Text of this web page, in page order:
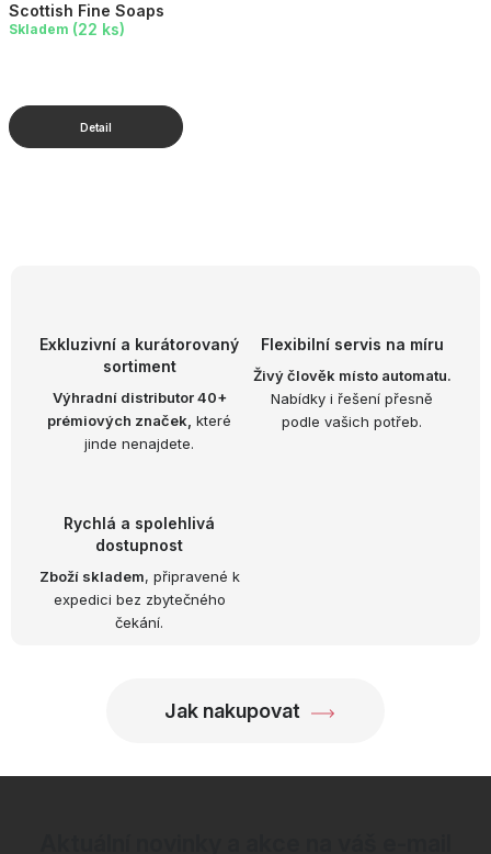
Scottish Fine Soaps
Skladem (22 ks)
Exkluzivní a kurátorovaný
sortiment
Výhradní distributor 40+
prémiových značek, které
jinde nenajdete.
Flexibilní servis na míru
Živý člověk místo automatu.
Nabídky i řešení přesně
podle vašich potřeb.
Rychlá a spolehlivá
dostupnost
Zboží skladem, připravené k
expedici bez zbytečného
čekání.
Jak nakupovat